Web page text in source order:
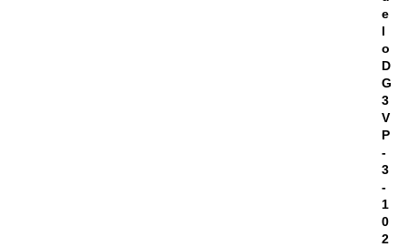
e
l
o
D
G
3
V
P
-
3
-
1
0
2